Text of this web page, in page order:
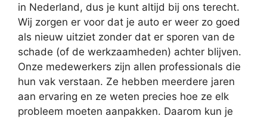
in Nederland, dus je kunt altijd bij ons terecht.
Wij zorgen er voor dat je auto er weer zo goed
als nieuw uitziet zonder dat er sporen van de
schade (of de werkzaamheden) achter blijven.
Onze medewerkers zijn allen professionals die
hun vak verstaan. Ze hebben meerdere jaren
aan ervaring en ze weten precies hoe ze elk
probleem moeten aanpakken. Daarom kun je